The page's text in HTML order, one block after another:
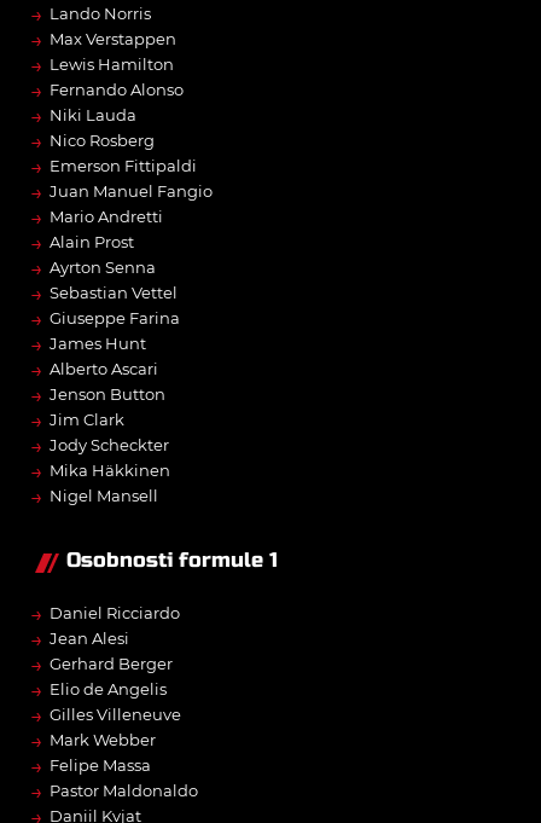
→ Lando Norris
→ Max Verstappen
→ Lewis Hamilton
→ Fernando Alonso
→ Niki Lauda
→ Nico Rosberg
→ Emerson Fittipaldi
→ Juan Manuel Fangio
→ Mario Andretti
→ Alain Prost
→ Ayrton Senna
→ Sebastian Vettel
→ Giuseppe Farina
→ James Hunt
→ Alberto Ascari
→ Jenson Button
→ Jim Clark
→ Jody Scheckter
→ Mika Häkkinen
→ Nigel Mansell
Osobnosti formule 1
→ Daniel Ricciardo
→ Jean Alesi
→ Gerhard Berger
→ Elio de Angelis
→ Gilles Villeneuve
→ Mark Webber
→ Felipe Massa
→ Pastor Maldonaldo
→ Daniil Kvjat